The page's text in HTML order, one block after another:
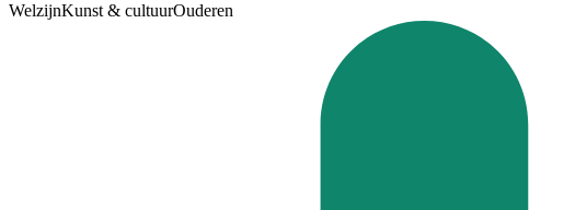
WelzijnKunst & cultuurOuderen